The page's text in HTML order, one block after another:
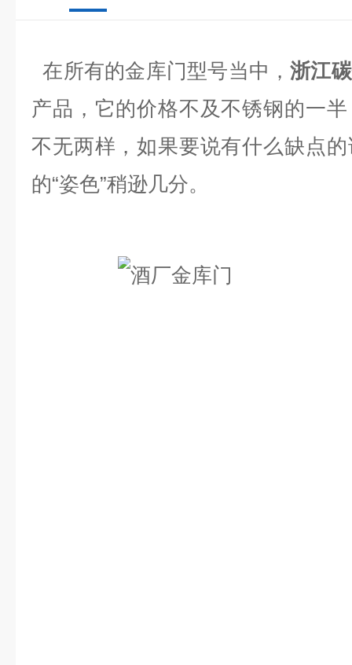
在所有的金库门型号当中，浙江
产品，它的价格不及不锈钢的一
不无两样，如果要说有什么缺点
的“姿色”稍逊几分。